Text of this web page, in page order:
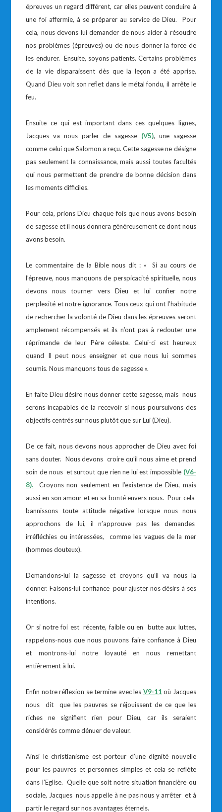
épreuves un regard différent, car elles peuvent conduire à
une foi affermie, à se préparer au service de Dieu. Pour
cela, nous devons lui demander de nous aider à résoudre
nos problèmes (épreuves) ou de nous donner la force de
les endurer. Ensuite, soyons patients. Certains problèmes
de la vie disparaissent dès que la leçon a été apprise.
Quand Dieu voit son reflet dans le métal fondu, il arrête le
feu.
Ensuite ce qui est important dans ces quelques lignes,
Jacques va nous parler de sagesse (V5), une sagesse
comme celui que Salomon a reçu. Cette sagesse ne désigne
pas seulement la connaissance, mais aussi toutes facultés
qui nous permettent de prendre de bonne décision dans
les moments difficiles.
Pour cela, prions Dieu chaque fois que nous avons besoin
de sagesse et il nous donnera généreusement ce dont nous
avons besoin.
Le commentaire de la Bible nous dit : « Si au cours de
l’épreuve, nous manquons de perspicacité spirituelle, nous
devons nous tourner vers Dieu et lui confier notre
perplexité et notre ignorance. Tous ceux qui ont l’habitude
de rechercher la volonté de Dieu dans les épreuves seront
amplement récompensés et ils n’ont pas à redouter une
réprimande de leur Père céleste. Celui-ci est heureux
quand Il peut nous enseigner et que nous lui sommes
soumis. Nous manquons tous de sagesse ».
En faite Dieu désire nous donner cette sagesse, mais nous
serons incapables de la recevoir si nous poursuivons des
objectifs centrés sur nous plutôt que sur Lui (Dieu).
De ce fait, nous devons nous approcher de Dieu avec foi
sans douter. Nous devons croire qu’il nous aime et prend
soin de nous et surtout que rien ne lui est impossible (V6-
8). Croyons non seulement en l’existence de Dieu, mais
aussi en son amour et en sa bonté envers nous. Pour cela
bannissons toute attitude négative lorsque nous nous
approchons de lui, il n’approuve pas les demandes
irréfléchies ou intéressées, comme les vagues de la mer
(hommes douteux).
Demandons-lui la sagesse et croyons qu’il va nous la
donner. Faisons-lui confiance pour ajuster nos désirs à ses
intentions.
Or si notre foi est récente, faible ou en butte aux luttes,
rappelons-nous que nous pouvons faire confiance à Dieu
et montrons-lui notre loyauté en nous remettant
entièrement à lui.
Enfin notre réflexion se termine avec les V9-11 où Jacques
nous dit que les pauvres se réjouissent de ce que les
riches ne signifient rien pour Dieu, car ils seraient
considérés comme dénuer de valeur.
Ainsi le christianisme est porteur d’une dignité nouvelle
pour les pauvres et personnes simples et cela se reflète
dans l’Eglise. Quelle que soit notre situation financière ou
sociale, Jacques nous appelle à ne pas nous y arrêter et à
partir le regard sur nos avantages éternels.